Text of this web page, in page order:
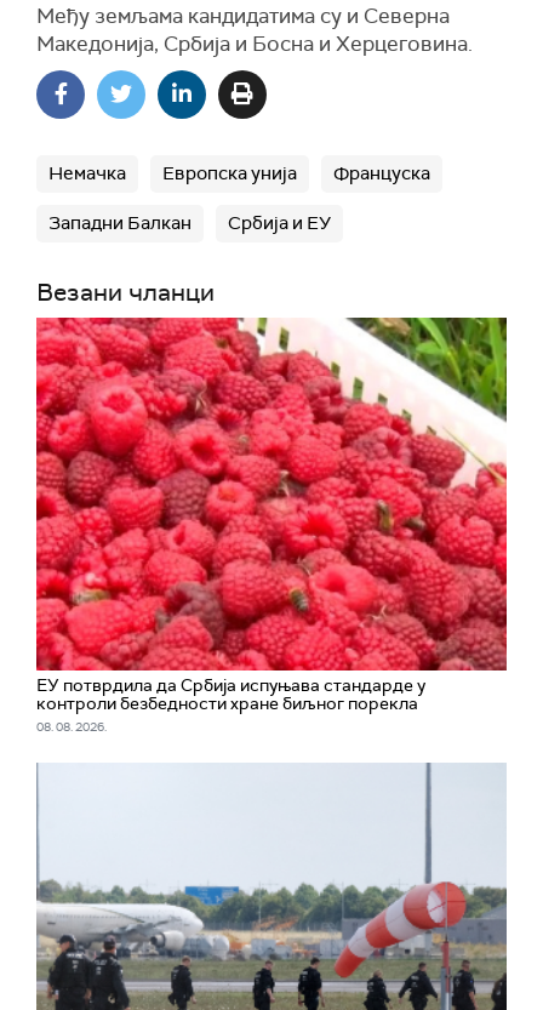
Међу земљама кандидатима су и Северна
Македонија, Србија и Босна и Херцеговина.
Немачка Европска унија Француска
Западни Балкан Србија и ЕУ
Везани чланци
ЕУ потврдила да Србија испуњава стандарде у
контроли безбедности хране биљног порекла
08. 08. 2026.